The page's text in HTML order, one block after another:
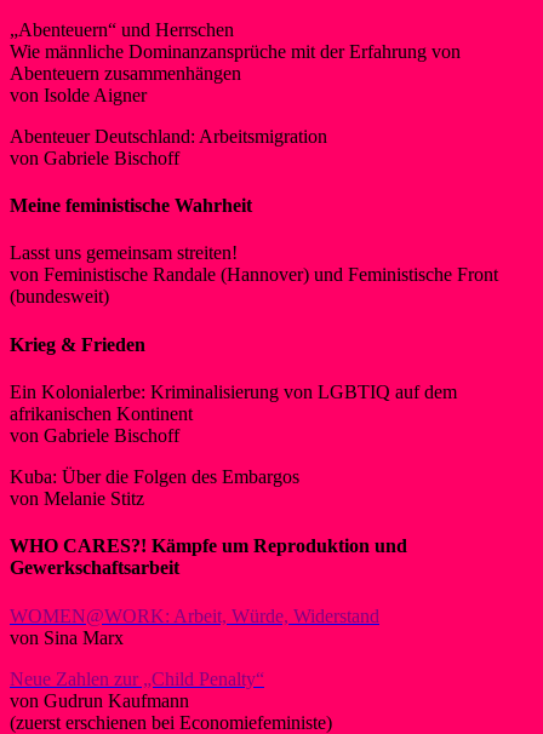
„Abenteuern“ und Herrschen
Wie männliche Dominanzansprüche mit der Erfahrung von
Abenteuern zusammenhängen
von Isolde Aigner
Abenteuer Deutschland: Arbeitsmigration
von Gabriele Bischoff
Meine feministische Wahrheit
Lasst uns gemeinsam streiten!
von Feministische Randale (Hannover) und Feministische Front
(bundesweit)
Krieg & Frieden
Ein Kolonialerbe: Kriminalisierung von LGBTIQ auf dem
afrikanischen Kontinent
von Gabriele Bischoff
Kuba: Über die Folgen des Embargos
von Melanie Stitz
WHO CARES?! Kämpfe um Reproduktion und
Gewerkschaftsarbeit
WOMEN@WORK: Arbeit, Würde, Widerstand
von Sina Marx
Neue Zahlen zur „Child Penalty“
von Gudrun Kaufmann
(zuerst erschienen bei Economiefeministe)